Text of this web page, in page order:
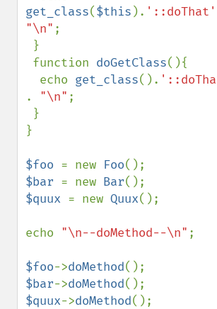
get_class($this ). '::doThat'
"\n" ;
function doGetClass(){
  echo
get_class().
. "\n" ;
}
$foo = new Foo
$bar = new Bar
$quux = new Quux();
echo "\n--doMethod--\n" ;
$foo->doMethod
$bar->doMethod
$quux->doMethod();